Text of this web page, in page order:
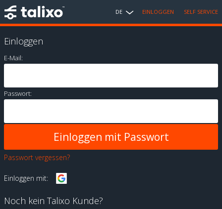
DE EINLOGGEN SELF SERVICE
Einloggen
E-Mail:
Passwort:
Passwort vergessen?
Einloggen mit:
Noch kein Talixo Kunde?